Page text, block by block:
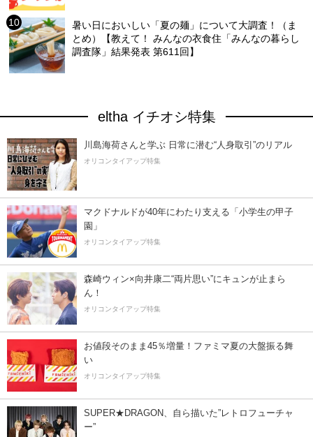
暑い日においしい「夏の麺」について大調査！（ま
とめ）【教えて！ みんなの衣食住「みんなの暮らし
調査隊」結果発表 第611回】
eltha イチオシ特集
川島海荷さんと学ぶ 日常に潜む“人身取引”のリアル
オリコンタイアップ特集
マクドナルドが40年にわたり支える「小学生の甲子
園」
オリコンタイアップ特集
森崎ウィン×向井康二“両片思い”にキュンが止まら
ん！
オリコンタイアップ特集
お値段そのまま45％増量！ファミマ夏の大盤振る舞
い
オリコンタイアップ特集
SUPER★DRAGON、自ら描いた”レトロフューチャ
ー”